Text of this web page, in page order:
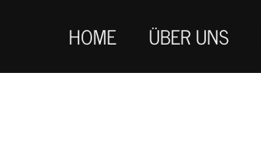
HOME ÜBER UNS